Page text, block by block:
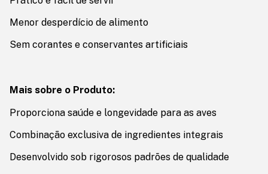
Menor desperdício de alimento
Sem corantes e conservantes artificiais
Mais sobre o Produto:
Proporciona saúde e longevidade para as aves
Combinação exclusiva de ingredientes integrais
Desenvolvido sob rigorosos padrões de qualidade